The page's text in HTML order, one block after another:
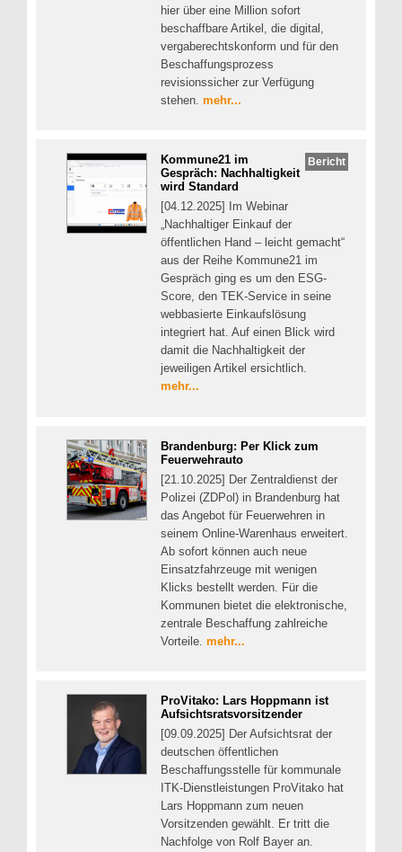
hier über eine Million sofort
beschaffbare Artikel, die digital,
vergaberechtskonform und für den
Beschaffungsprozess
revisionssicher zur Verfügung
stehen. mehr...
Bericht
Kommune21 im
Gespräch: Nachhaltigkeit
wird Standard
[04.12.2025] Im Webinar
„Nachhaltiger Einkauf der
öffentlichen Hand – leicht gemacht“
aus der Reihe Kommune21 im
Gespräch ging es um den ESG-
Score, den TEK-Service in seine
webbasierte Einkaufslösung
integriert hat. Auf einen Blick wird
damit die Nachhaltigkeit der
jeweiligen Artikel ersichtlich.
mehr...
Brandenburg: Per Klick zum
Feuerwehrauto
[21.10.2025] Der Zentraldienst der
Polizei (ZDPol) in Brandenburg hat
das Angebot für Feuerwehren in
seinem Online-Warenhaus erweitert.
Ab sofort können auch neue
Einsatzfahrzeuge mit wenigen
Klicks bestellt werden. Für die
Kommunen bietet die elektronische,
zentrale Beschaffung zahlreiche
Vorteile. mehr...
ProVitako: Lars Hoppmann ist
Aufsichtsratsvorsitzender
[09.09.2025] Der Aufsichtsrat der
deutschen öffentlichen
Beschaffungsstelle für kommunale
ITK-Dienstleistungen ProVitako hat
Lars Hoppmann zum neuen
Vorsitzenden gewählt. Er tritt die
Nachfolge von Rolf Bayer an.